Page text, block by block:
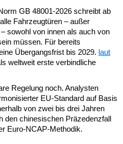
GB 48001-2026 schreibt ab
Fahrzeugtüren – außer
sowohl von innen als auch von
müssen. Für bereits
Übergangsfrist bis 2029. laut
weltweit erste verbindliche
Regelung noch. Analysten
EU-Standard auf Basis
von zwei bis drei Jahren
den chinesischen Präzedenzfall
Euro-NCAP-Methodik.